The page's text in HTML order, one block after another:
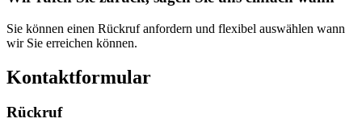
Sie können einen Rückruf anfordern und flexibel auswählen wann
wir Sie erreichen können.
Kontaktformular
Rückruf